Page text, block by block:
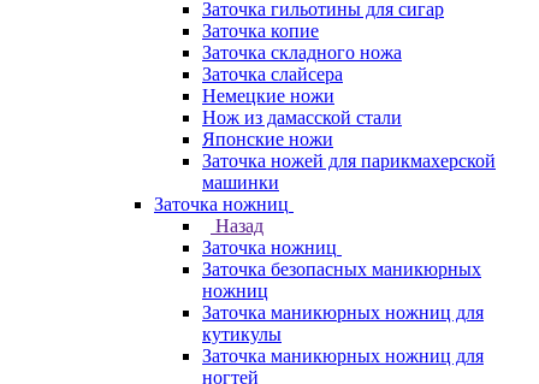
Заточка гильотины для сигар
Заточка копие
Заточка складного ножа
Заточка слайсера
Немецкие ножи
Нож из дамасской стали
Японские ножи
Заточка ножей для парикмахерской
машинки
Заточка ножниц
Назад
Заточка ножниц
Заточка безопасных маникюрных
ножниц
Заточка маникюрных ножниц для
кутикулы
Заточка маникюрных ножниц для
ногтей